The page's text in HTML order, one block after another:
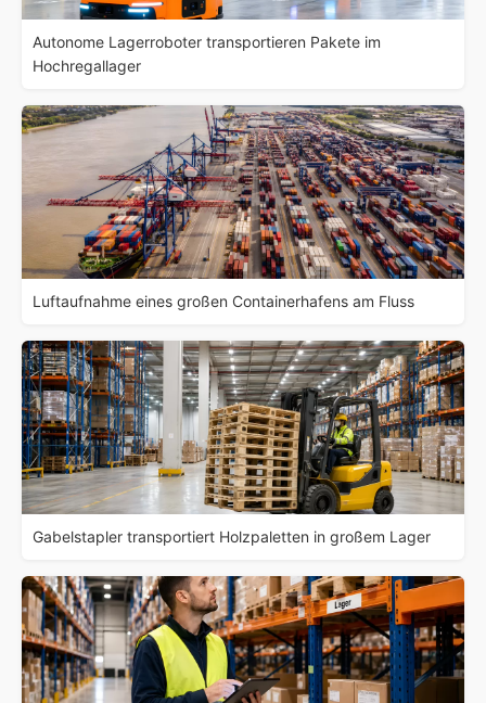
Autonome Lagerroboter transportieren Pakete im
Hochregallager
Luftaufnahme eines großen Containerhafens am Fluss
Gabelstapler transportiert Holzpaletten in großem Lager